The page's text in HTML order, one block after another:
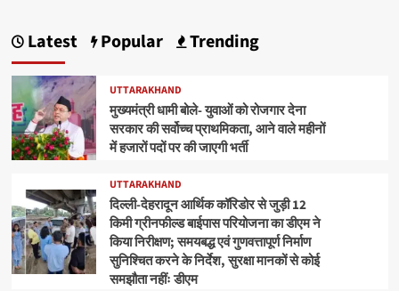
Latest Popular Trending
UTTARAKHAND
मुख्यमंत्री धामी बोले- युवाओं को रोजगार देना
सरकार की सर्वोच्च प्राथमिकता, आने वाले महीनों
में हजारों पदों पर की जाएगी भर्ती
UTTARAKHAND
दिल्ली-देहरादून आर्थिक कॉरिडोर से जुड़ी 12
किमी ग्रीनफील्ड बाईपास परियोजना का डीएम ने
किया निरीक्षण; समयबद्ध एवं गुणवत्तापूर्ण निर्माण
सुनिश्चित करने के निर्देश, सुरक्षा मानकों से कोई
समझौता नहींः डीएम